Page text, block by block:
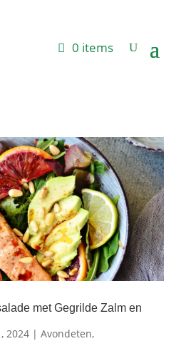
0 items
met Gegrilde Zalm en
2024| Avondeten,